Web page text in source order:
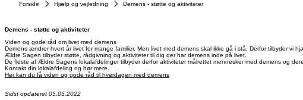
Forside Hjælp og vejledning Demens - støtte og aktiviteter
Demens - støtte og aktiviteter
Viden og gode råd om livet med demens
Demens ændrer hvert år livet for mange familier. Men livet med demens skal ikke gå i stå. Derfor tilbyder
Ældre Sagen tilbyder støtte, rådgivning og aktiviteter til dig der har demens inde på livet.
De fleste af Ældre Sagens lokalafdelinger tilbyder derfor aktiviteter målrettet mennesker med demens og
Kontakt din lokalafdeling og hør mere.
Her kan du få viden og gode råd til hverdagen med demens
Sidst opdateret 05.05.2022